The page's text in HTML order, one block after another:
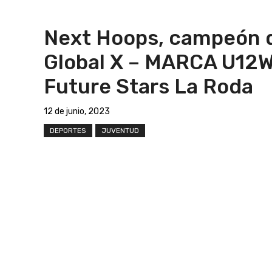
Next Hoops, campeón
Global X – MARCA
Future Stars La Roda
12 de junio, 2023
DEPORTES JUVENTUD